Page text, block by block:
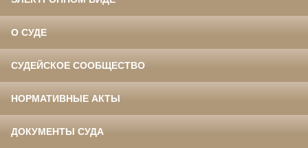
О СУДЕ
СУДЕЙСКОЕ СООБЩЕСТВО
НОРМАТИВНЫЕ АКТЫ
ДОКУМЕНТЫ СУДА